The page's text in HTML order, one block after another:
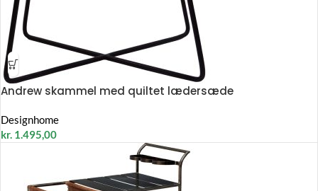
Andrew skammel med quiltet lædersæde
Designhome
kr. 1.495,00